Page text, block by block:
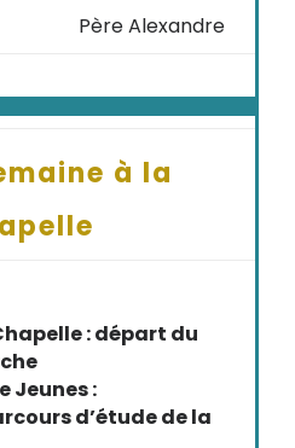
Père Alexandre
à la
: départ du
Jeunes :
d’étude de la